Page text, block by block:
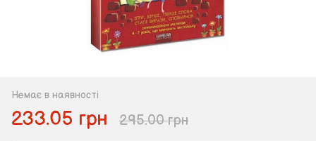
Немає в наявності
233.05 грн 295.00 грн